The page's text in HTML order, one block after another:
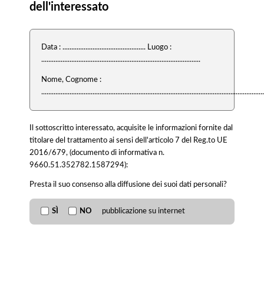
dell'interessato
Data : ............................................... Luogo :
..........................................................................................
Nome, Cognome :
Il sottoscritto interessato, acquisite le informazioni fornite dal
titolare del trattamento ai sensi dell'articolo 7 del Reg.to UE
2016/679, (documento di informativa n.
9660.51.352782.1587294):
Presta il suo consenso alla diffusione dei suoi dati personali?
SÌ NO pubblicazione su internet